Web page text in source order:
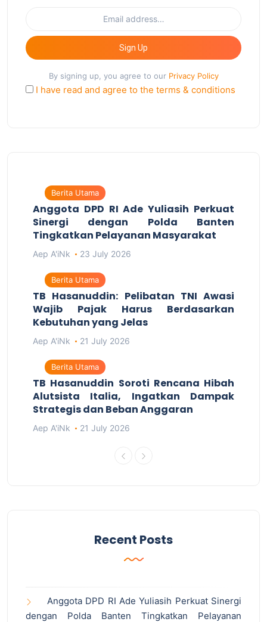
Sign Up
By signing up, you agree to our Privacy Policy
I have read and agree to the terms & conditions
Berita Utama
Anggota DPD RI Ade Yuliasih Perkuat
Sinergi dengan Polda Banten
Tingkatkan Pelayanan Masyarakat
Aep A'iNk 23 July 2026
Berita Utama
TB Hasanuddin: Pelibatan TNI Awasi
Wajib Pajak Harus Berdasarkan
Kebutuhan yang Jelas
Aep A'iNk 21 July 2026
Berita Utama
TB Hasanuddin Soroti Rencana Hibah
Alutsista Italia, Ingatkan Dampak
Strategis dan Beban Anggaran
Aep A'iNk 21 July 2026
Recent Posts
Anggota DPD RI Ade Yuliasih Perkuat Sinergi
dengan Polda Banten Tingkatkan Pelayanan